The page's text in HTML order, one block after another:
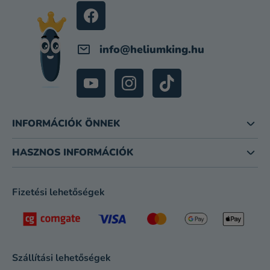
info@heliumking.hu
INFORMÁCIÓK ÖNNEK
HASZNOS INFORMÁCIÓK
Fizetési lehetőségek
Szállítási lehetőségek